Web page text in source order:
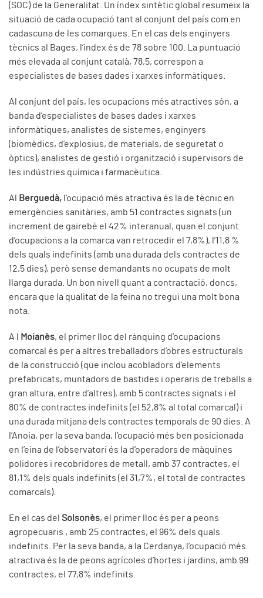
(SOC) de la Generalitat. Un índex sintètic global resumeix la
situació de cada ocupació tant al conjunt del país com en
cadascuna de les comarques. En el cas dels enginyers
tècnics al Bages, l’índex és de 78 sobre 100. La puntuació
més elevada al conjunt català, 78,5, correspon a
especialistes de bases dades i xarxes informàtiques.
Al conjunt del país, les ocupacions més atractives són, a
banda d’especialistes de bases dades i xarxes
informàtiques, analistes de sistemes, enginyers
(biomèdics, d’explosius, de materials, de seguretat o
òptics), analistes de gestió i organització i supervisors de
les indústries química i farmacèutica.
Al Berguedà, l’ocupació més atractiva és la de tècnic en
emergències sanitàries, amb 51 contractes signats (un
increment de gairebé el 42% interanual, quan el conjunt
d’ocupacions a la comarca van retrocedir el 7,8%), l’11,8 %
dels quals indefinits (amb una durada dels contractes de
12,5 dies), però sense demandants no ocupats de molt
llarga durada. Un bon nivell quant a contractació, doncs,
encara que la qualitat de la feina no tregui una molt bona
nota.
A l Moianès, el primer lloc del rànquing d’ocupacions
comarcal és per a altres treballadors d’obres estructurals
de la construcció (que inclou acobladors d’elements
prefabricats, muntadors de bastides i operaris de treballs a
gran altura, entre d’altres), amb 5 contractes signats i el
80% de contractes indefinits (el 52,8% al total comarcal) i
una durada mitjana dels contractes temporals de 90 dies. A
l’Anoia, per la seva banda, l’ocupació més ben posicionada
en l’eina de l’observatori és la d’operadors de màquines
polidores i recobridores de metall, amb 37 contractes, el
81,1% dels quals indefinits (el 31,7%, el total de contractes
comarcals).
En el cas del Solsonès, el primer lloc és per a peons
agropecuaris , amb 25 contractes, el 96% dels quals
indefinits. Per la seva banda, a la Cerdanya, l’ocupació més
atractiva és la de peons agrícoles d’hortes i jardins, amb 99
contractes, el 77,8% indefinits.